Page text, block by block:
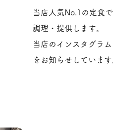
当店人気No.1の定食
調理・提供します。
当店のインスタグラ
をお知らせしています